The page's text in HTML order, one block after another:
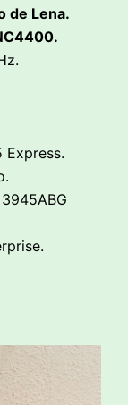
de Lena.
Express.